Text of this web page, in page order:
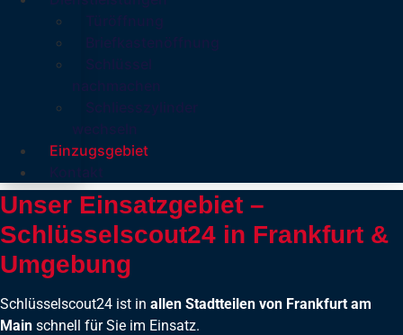
Einzugsgebiet
Unser Einsatzgebiet –
Schlüsselscout24 in Frankfurt &
Umgebung
Schlüsselscout24 ist in allen Stadtteilen von Frankfurt am
Main schnell für Sie im Einsatz.